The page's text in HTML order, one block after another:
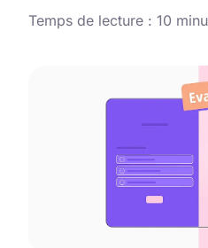
Temps de lecture : 10